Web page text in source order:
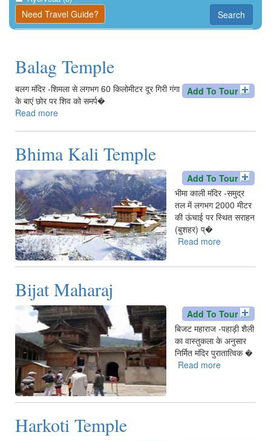
Kangra
Una
Search
Need Travel Guide?
Balag Temple
Add To Tour
बलग मंदिर -शिमला से लगभग 60 किलोमीटर दूर गिरी गंगा
के बाएं छोर पर शिव को समर्प�
Read more
Bhima Kali Temple
Add To Tour
भीमा काली मंदिर -समुद्र
तल में लगभग 2000 मीटर
की ऊंचाई पर स्थित सराहन
(बुशहर) प्�
Read more
Kali
Bijat Maharaj
Add To Tour
बिजट महाराज -पहाड़ी शैली
का वास्तुकला के अनुसार
निर्मित मंदिर पुरातात्विक �
Read more
Harkoti Temple